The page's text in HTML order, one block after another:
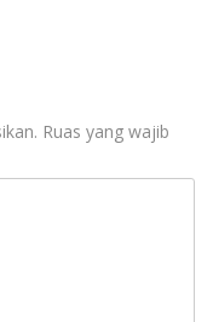
Ruas yang wajib